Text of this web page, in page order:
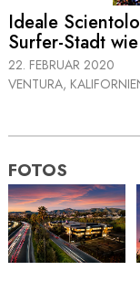
Ideale
Surfer-Stadt
22. FEBRUAR 2020
VENTURA,
FOTOS